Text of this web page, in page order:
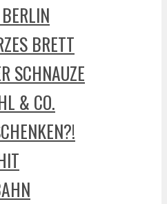
BRETT
SCHNAUZE
& CO.